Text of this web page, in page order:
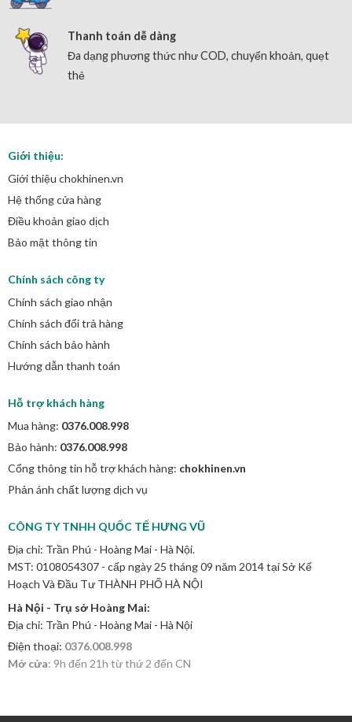
Thanh toán dễ dàng
Đa dạng phương thức như COD, chuyển khoản, quẹt
thẻ
Giới thiệu:
Giới thiệu chokhinen.vn
Hệ thống cửa hàng
Điều khoản giao dịch
Bảo mật thông tin
Chính sách công ty
Chính sách giao nhận
Chính sách đổi trả hàng
Chính sách bảo hành
Hướng dẫn thanh toán
Hỗ trợ khách hàng
Mua hàng: 0376.008.998
Bảo hành: 0376.008.998
Cổng thông tin hỗ trợ khách hàng: chokhinen.vn
Phản ánh chất lượng dịch vụ
CÔNG TY TNHH QUỐC TẾ HƯNG VŨ
Địa chỉ: Trần Phú - Hoàng Mai - Hà Nội.
MST: 0108054307 - cấp ngày 25 tháng 09 năm 2014 tại Sở Kế
Hoạch Và Đầu Tư THÀNH PHỐ HÀ NỘI
Hà Nội - Trụ sở Hoàng Mai:
Địa chỉ: Trần Phú - Hoàng Mai - Hà Nội
Điện thoại: 0376.008.998
Mở cửa: 9h đến 21h từ thứ 2 đến CN